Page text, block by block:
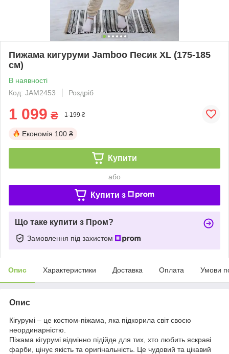
Пижама кигуруми Jamboo Песик XL (175-185
см)
В наявності
Код: JAM2453
Роздріб
1 099 ₴ 1 199 ₴
Економія 100 ₴
Купити
або
Купити з
Що таке купити з Пром?
Замовлення під захистом
Опис Характеристики Доставка Оплата Умови
Опис
Кігурумі – це костюм-піжама, яка підкорила світ своєю
неординарністю.
Піжама кігурумі відмінно підійде для тих, хто любить яскраві
фарби, цінує якість та оригінальність. Це чудовий та цікавий